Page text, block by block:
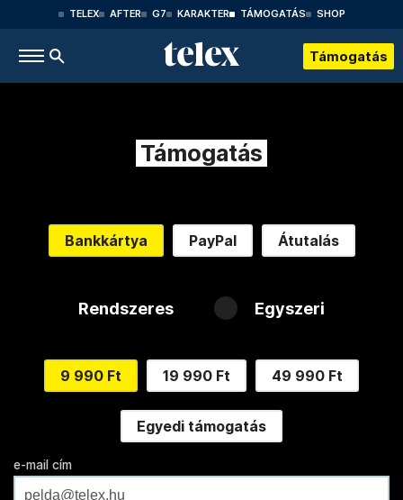
TELEX AFTER G7 KARAKTER TÁMOGATÁS SHOP
Támogatás
Támogatás
Bankkártya PayPal Átutalás
Rendszeres Egyszeri
9 990 Ft 19 990 Ft 49 990 Ft
Egyedi támogatás
e-mail cím